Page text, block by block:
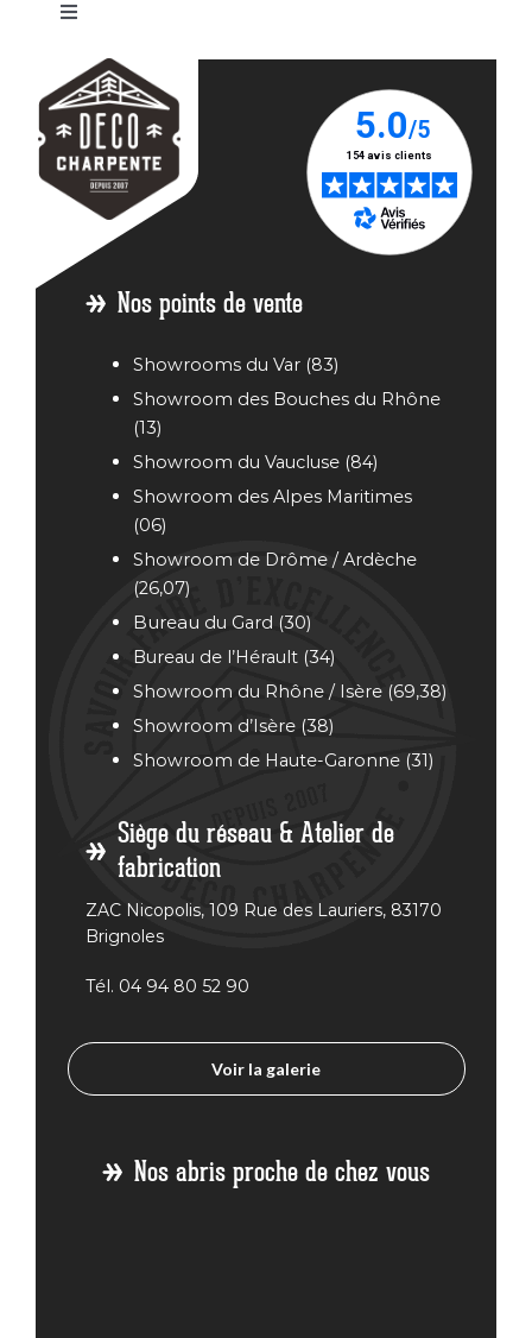
Basculer
navigation
voiture
Carport
en bois
Abri
voiture
Provence
voiture
Bois
Annonay
Abri
voiture
Bois
Antibes
Bois
Carpentras
Abri
voiture
Bois
Echirolles
Fréjus
Abri
voiture
Bois
Grenoble
Nos points de vente
Showrooms du Var (83)
Showroom des Bouches du Rhône
(13)
Showroom du Vaucluse (84)
Showroom des Alpes Maritimes
(06)
Showroom de Drôme / Ardèche
(26,07)
Bureau du Gard (30)
Bureau de l’Hérault (34)
Showroom du Rhône / Isère (69,38)
Showroom d’Isère (38)
Showroom de Haute-Garonne (31)
Siège du réseau & Atelier de
fabrication
ZAC Nicopolis, 109 Rue des Lauriers, 83170
Brignoles
Tél. 04 94 80 52 90
Voir la galerie
Nos abris proche de chez vous